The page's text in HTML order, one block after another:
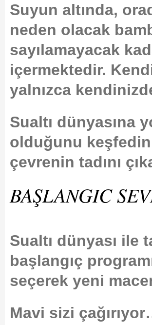
Suyun altında,
neden olacak
sayılamayacak
içermektedir.
yalnızca
Sualtı dünyasına
olduğunu
çevrenin tadını
BAŞLANGIC
Sualtı dünyası ile
başlangıç
seçerek yeni
Mavi sizi